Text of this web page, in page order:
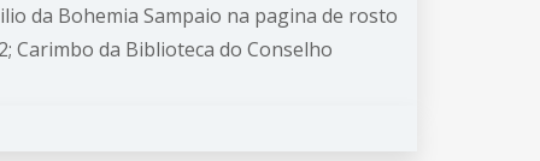
da Bohemia Sampaio na pagina de rosto
Carimbo da Biblioteca do Conselho